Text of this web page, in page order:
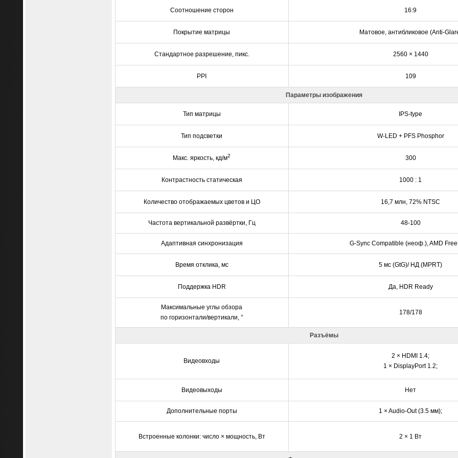
Соотношение сторон 16:9
Покрытие матрицы Матовое, антибликовое (Anti-
Стандартное разрешение, пикс. 2560 × 1440
PPI 109
Параметры изображения
Тип матрицы IPS-type
Тип подсветки W-LED + PFS Phosphor
Макс. яркость, кд/м2 300
Контрастность статическая 1000 : 1
Количество отображаемых цветов и ЦО 16,7 млн, 72% NTSC
Частота вертикальной развёртки, Гц 48-100
Адаптивная синхронизация G-Sync Compatible (неоф.), AMD
Время отклика, мс 5 мс (GtG)/ НД (MPRT)
Поддержка HDR Да, HDR Ready
Максимальные углы обзора
по горизонтали/вертикали, °
178/178
Разъёмы
Видеовходы
2 × HDMI 1.4;
1 × DisplayPort 1.2;
Видеовыходы Нет
Дополнительные порты 1 × Audio-Out (3.5 мм);
Встроенные колонки: число × мощность, Вт 2 × 1 Вт